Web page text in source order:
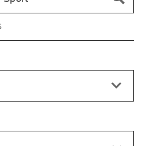
op enter om te zoeken